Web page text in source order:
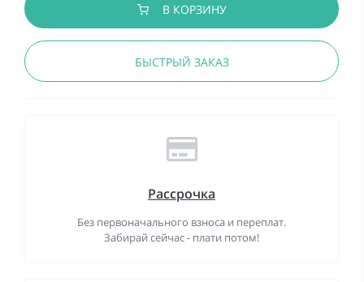
В КОРЗИНУ
БЫСТРЫЙ ЗАКАЗ
Рассрочка
Без первоначального взноса и переплат.
Забирай сейчас - плати потом!